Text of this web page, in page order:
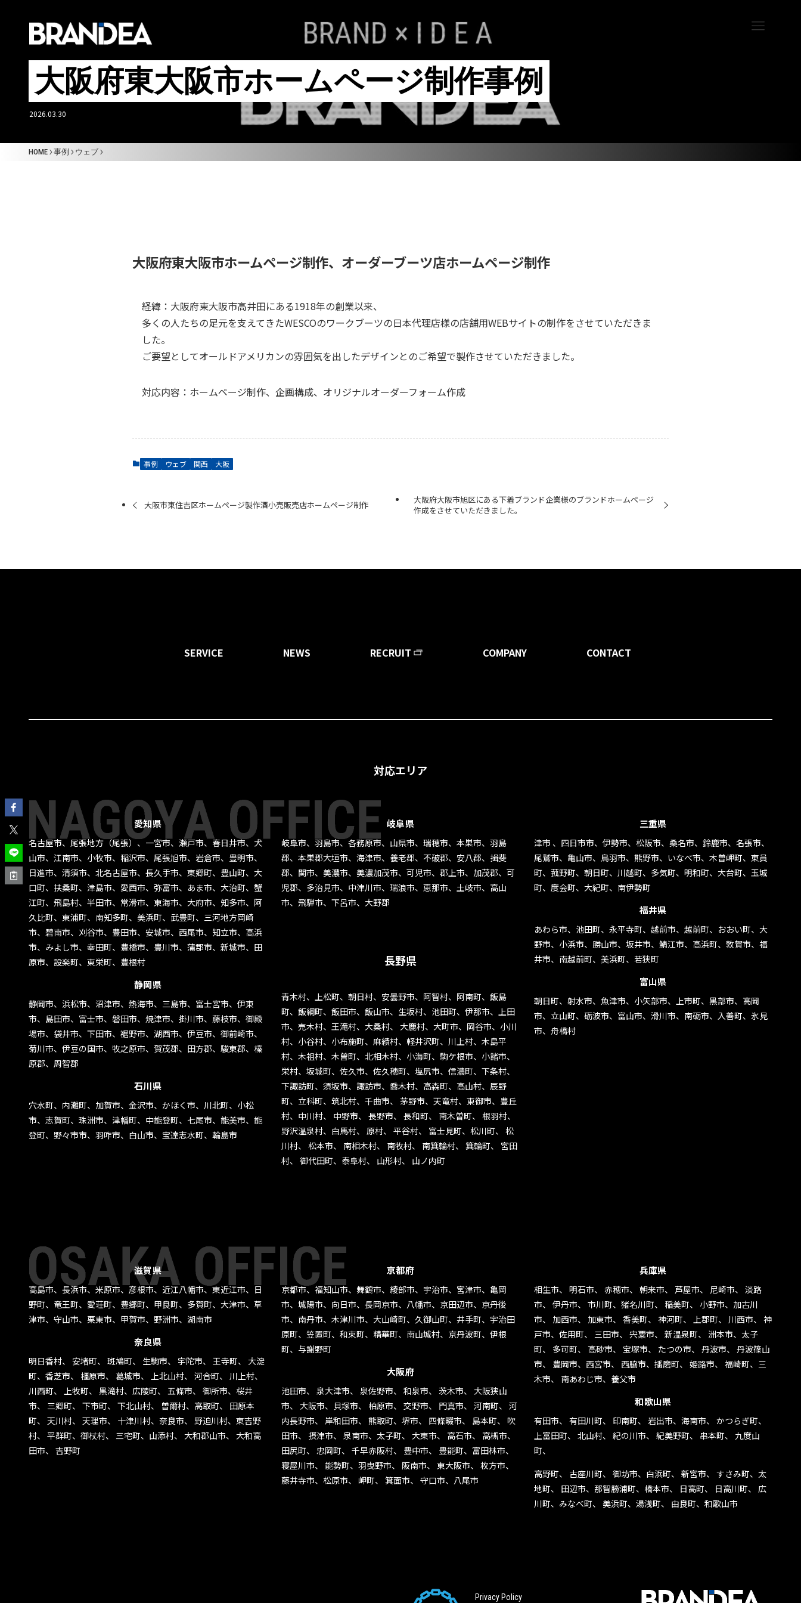
リクルート
プライバシーポリシー
HEADOFFICEホームページ作成対応可能エリア
制作・開発料金のお見積り、サービスに関するご相談など、お気軽にお問い合わせください。
大阪府東大阪市ホームページ制作事例
2026.03.30
HOME 事例 ウェブ
大阪府東大阪市ホームページ制作、オーダーブーツ店ホームページ制作
経緯：大阪府東大阪市高井田にある1918年の創業以来、
多くの人たちの足元を支えてきたWESCOのワークブーツの日本代理店様の店舗用WEBサイトの制作をさせていただきま
した。
ご要望としてオールドアメリカンの雰囲気を出したデザインとのご希望で製作させていただきました。
対応内容：ホームページ制作、企画構成、オリジナルオーダーフォーム作成
事例 ウェブ 関西 大阪
大阪市東住吉区ホームページ製作酒小売販売店ホームページ制作
大阪府大阪市旭区にある下着ブランド企業様のブランドホームページ
作成をさせていただきました。
SERVICE NEWS RECRUIT COMPANY CONTACT
対応エリア
愛知県
名古屋市、尾張地方（尾張）、一宮市、瀬戸市、春日井市、犬
山市、江南市、小牧市、稲沢市、尾張旭市、岩倉市、豊明市、
日進市、清須市、北名古屋市、長久手市、東郷町、豊山町、大
口町、扶桑町、津島市、愛西市、弥富市、あま市、大治町、蟹
江町、飛島村、半田市、常滑市、東海市、大府市、知多市、阿
久比町、東浦町、南知多町、美浜町、武豊町、三河地方岡崎
市、碧南市、刈谷市、豊田市、安城市、西尾市、知立市、高浜
市、みよし市、幸田町、豊橋市、豊川市、蒲郡市、新城市、田
原市、設楽町、東栄町、豊根村
静岡県
静岡市、浜松市、沼津市、熱海市、三島市、富士宮市、伊東
市、島田市、富士市、磐田市、焼津市、掛川市、藤枝市、御殿
場市、袋井市、下田市、裾野市、湖西市、伊豆市、御前崎市、
菊川市、伊豆の国市、牧之原市、賀茂郡、田方郡、駿東郡、榛
原郡、周智郡
石川県
穴水町、内灘町、加賀市、金沢市、かほく市、川北町、小松
市、志賀町、珠洲市、津幡町、中能登町、七尾市、能美市、能
登町、野々市市、羽咋市、白山市、宝達志水町、輪島市
岐阜県
岐阜市、羽島市、各務原市、山県市、瑞穂市、本巣市、羽島
郡、本巣郡大垣市、海津市、養老郡、不破郡、安八郡、揖斐
郡、関市、美濃市、美濃加茂市、可児市、郡上市、加茂郡、可
児郡、多治見市、中津川市、瑞浪市、恵那市、土岐市、高山
市、飛騨市、下呂市、大野郡
長野県
青木村、上松町、朝日村、安曇野市、阿智村、阿南町、飯島
町、飯綱町、飯田市、飯山市、生坂村、池田町、伊那市、上田
市、売木村、王滝村、大桑村、 大鹿村、大町市、岡谷市、小川
村、小谷村、小布施町、麻績村、軽井沢町、川上村、木島平
村、木祖村、木曽町、北相木村、小海町、駒ケ根市、小諸市、
栄村、坂城町、佐久市、佐久穂町、塩尻市、信濃町、下条村、
下諏訪町、須坂市、諏訪市、喬木村、高森町、高山村、辰野
町、立科町、筑北村、千曲市、 茅野市、天竜村、東御市、豊丘
村、中川村、 中野市、 長野市、 長和町、 南木曽町、 根羽村、
野沢温泉村、白馬村、 原村、 平谷村、 富士見町、松川町、 松
川村、 松本市、 南相木村、 南牧村、 南箕輪村、 箕輪町、 宮田
村、 御代田町、泰阜村、 山形村、 山ノ内町
三重県
津市 、四日市市、伊勢市、松阪市、桑名市、鈴鹿市、名張市、
尾鷲市、亀山市、鳥羽市、熊野市、いなべ市、木曽岬町、東員
町、菰野町、朝日町、川越町、多気町、明和町、大台町、玉城
町、度会町、大紀町、南伊勢町
福井県
あわら市、池田町、永平寺町、越前市、越前町、おおい町、大
野市、小浜市、勝山市、坂井市、鯖江市、高浜町、敦賀市、福
井市、南越前町、美浜町、若狭町
富山県
朝日町、射水市、魚津市、小矢部市、上市町、黒部市、高岡
市、立山町、砺波市、富山市、滑川市、南砺市、入善町、氷見
市、舟橋村
滋賀県
高島市、長浜市、米原市、彦根市、近江八幡市、東近江市、日
野町、竜王町、愛荘町、豊郷町、甲良町、多賀町、大津市、草
津市、守山市、栗東市、甲賀市、野洲市、湖南市
奈良県
明日香村、 安堵町、 斑鳩町、 生駒市、 宇陀市、 王寺町、 大淀
町、香芝市、 橿原市、 葛城市、 上北山村、 河合町、 川上村、
川西町、 上牧町、 黒滝村、広陵町、 五條市、 御所市、桜井
市、 三郷町、 下市町、 下北山村、 曽爾村、高取町、 田原本
町、 天川村、 天理市、 十津川村、奈良市、 野迫川村、東吉野
村、 平群町、御杖村、 三宅町、山添村、 大和郡山市、 大和高
田市、 吉野町
京都府
京都市、福知山市、舞鶴市、綾部市、宇治市、宮津市、亀岡
市、城陽市、向日市、長岡京市、八幡市、京田辺市、京丹後
市、南丹市、木津川市、大山崎町、久御山町、井手町、宇治田
原町、笠置町、和束町、精華町、南山城村、京丹波町、伊根
町、与謝野町
大阪府
池田市、 泉大津市、 泉佐野市、 和泉市、 茨木市、 大阪狭山
市、 大阪市、貝塚市、 柏原市、 交野市、 門真市、 河南町、 河
内長野市、 岸和田市、 熊取町、堺市、 四條畷市、 島本町、 吹
田市、 摂津市、 泉南市、太子町、 大東市、 高石市、 高槻市、
田尻町、 忠岡町、 千早赤阪村、 豊中市、 豊能町、富田林市、
寝屋川市、 能勢町、羽曳野市、 阪南市、 東大阪市、 枚方市、
藤井寺市、松原市、 岬町、 箕面市、 守口市、八尾市
兵庫県
相生市、 明石市、 赤穂市、 朝来市、 芦屋市、 尼崎市、 淡路
市、 伊丹市、 市川町、猪名川町、 稲美町、 小野市、加古川
市、 加西市、 加東市、 香美町、 神河町、 上郡町、 川西市、 神
戸市、佐用町、 三田市、 宍粟市、 新温泉町、 洲本市、太子
町、 多可町、 高砂市、 宝塚市、 たつの市、 丹波市、 丹波篠山
市、 豊岡市、西宮市、 西脇市、播磨町、 姫路市、 福崎町、三
木市、 南あわじ市、養父市
和歌山県
有田市、 有田川町、 印南町、 岩出市、海南市、 かつらぎ町、
上富田町、 北山村、 紀の川市、 紀美野町、 串本町、 九度山
町、
高野町、 古座川町、 御坊市、白浜町、 新宮市、 すさみ町、太
地町、 田辺市、那智勝浦町、橋本市、 日高町、 日高川町、 広
川町、みなべ町、 美浜町、湯浅町、 由良町、和歌山市
Privacy Policy